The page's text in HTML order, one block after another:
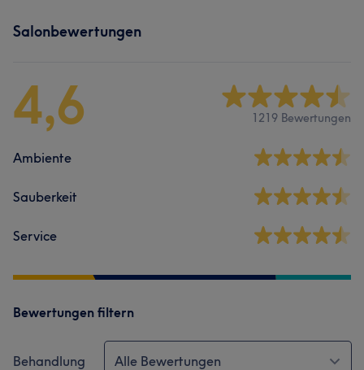
Salonbewertungen
4,6 1219 Bewertungen
Ambiente
Sauberkeit
Service
Bewertungen filtern
Behandlung Alle Bewertungen